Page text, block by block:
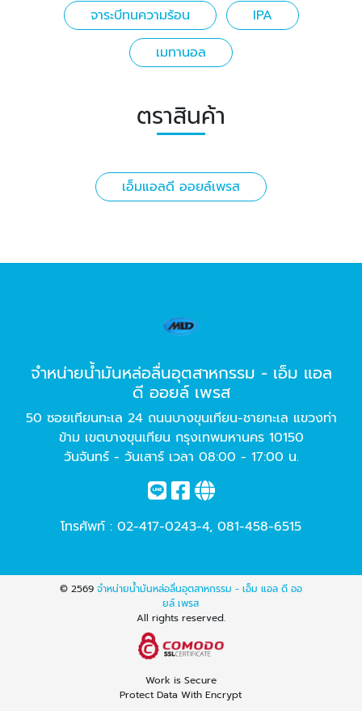
จาระบีทนความร้อน
IPA
เมทานอล
ตราสินค้า
เอ็มแอลดี ออยล์เพรส
จำหน่ายน้ำมันหล่อลื่นอุตสาหกรรม - เอ็ม แอล
ดี ออยล์ เพรส
50 ซอยเทียนทะเล 24 ถนนบางขุนเทียน-ชายทะเล แขวงท่า
ข้าม เขตบางขุนเทียน กรุงเทพมหานคร 10150
วันจันทร์ - วันเสาร์ เวลา 08:00 - 17:00 น.
โทรศัพท์ : 02-417-0243-4, 081-458-6515
© 2569 จำหน่ายน้ำมันหล่อลื่นอุตสาหกรรม - เอ็ม แอล ดี ออ
ยล์ เพรส
All rights reserved.
Work is Secure
Protect Data With Encrypt